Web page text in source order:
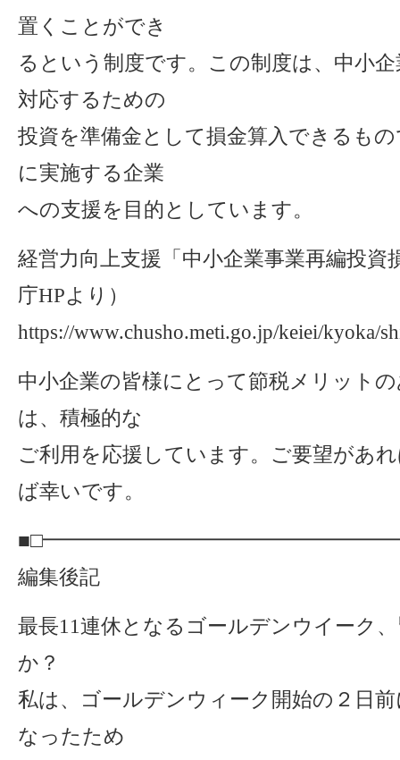
置くことができ
るという制度です。この制度は、中小
対応するための
投資を準備金として損金算入できるも
に実施する企業
への支援を目的としています。
経営力向上支援「中小企業事業再編投資
庁HPより）
https://www.chusho.meti.go.jp/keiei/kyoka/
中小企業の皆様にとって節税メリット
は、積極的な
ご利用を応援しています。ご要望があ
ば幸いです。
編集後記
最長11連休となるゴールデンウイーク
か？
私は、ゴールデンウィーク開始の２日
なったため